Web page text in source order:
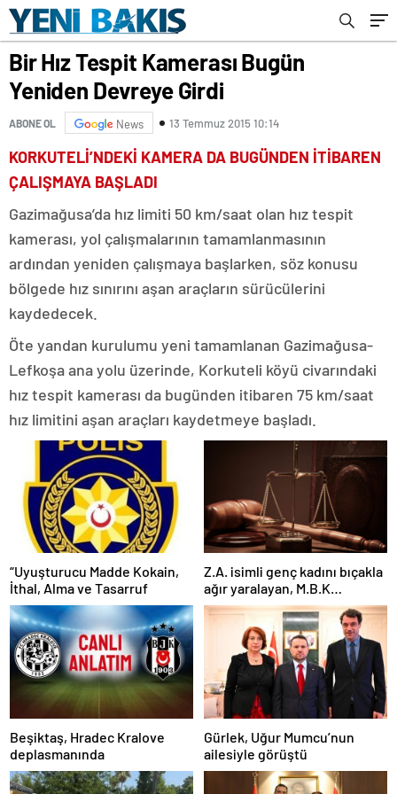
Bir Hız Tespit Kamerası Bugün
Yeniden Devreye Girdi
ABONE OL News 13 Temmuz 2015 10:14
KORKUTELİ’NDEKİ KAMERA DA BUGÜNDEN İTİBAREN
ÇALIŞMAYA BAŞLADI
Gazimağusa’da hız limiti 50 km/saat olan hız tespit
kamerası, yol çalışmalarının tamamlanmasının
ardından yeniden çalışmaya başlarken, söz konusu
bölgede hız sınırını aşan araçların sürücülerini
kaydedecek.
Öte yandan kurulumu yeni tamamlanan Gazimağusa-
Lefkoşa ana yolu üzerinde, Korkuteli köyü civarındaki
hız tespit kamerası da bugünden itibaren 75 km/saat
hız limitini aşan araçları kaydetmeye başladı.
“Uyuşturucu Madde Kokain,
İthal, Alma ve Tasarruf
Z.A. isimli genç kadını bıçakla
ağır yaralayan, M.B.K
mahkemeye çıkarıldı
Beşiktaş, Hradec Kralove
deplasmanında
Gürlek, Uğur Mumcu’nun
ailesiyle görüştü